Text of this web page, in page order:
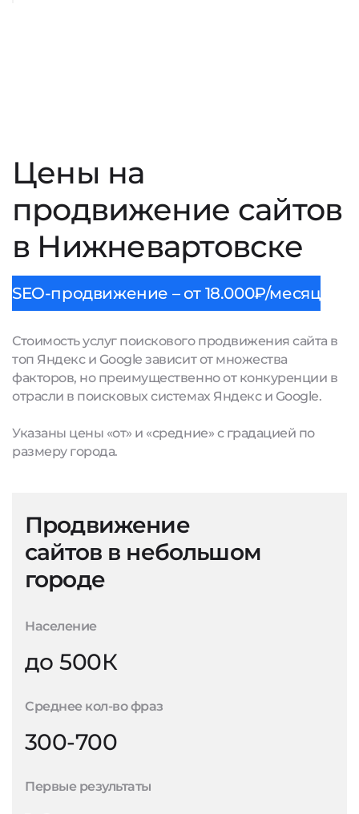
Цены на
продвижение сайтов
в Нижневартовске
SEO-продвижение – от 18.000₽/месяц
Стоимость услуг поискового продвижения сайта в
топ Яндекс и Google зависит от множества
факторов, но преимущественно от конкуренции в
отрасли в поисковых системах Яндекс и Google.
Указаны цены «от» и «средние» с градацией по
размеру города.
Продвижение
сайтов в небольшом
городе
Население
до 500К
Среднее кол-во фраз
300-700
Первые результаты